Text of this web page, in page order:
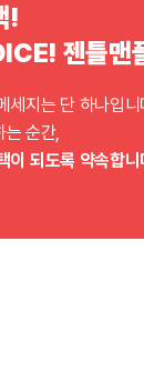
!
젠틀맨
세지는 단 하나입니
는 순간,
이 되도록 약속합니